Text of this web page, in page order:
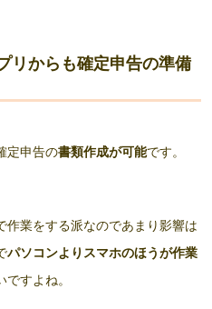
リからも確定申告の準備
定申告の書類作成が可能です。
作業をする派なのであまり影響は
パソコンよりスマホのほうが作業
すよね。